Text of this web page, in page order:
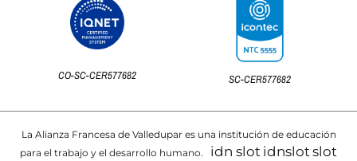
CO-SC-CER577682 SC-CER577682
La Alianza Francesa de Valledupar es una institución de educación
para el trabajo y el desarrollo humano. idn slot idnslotslot